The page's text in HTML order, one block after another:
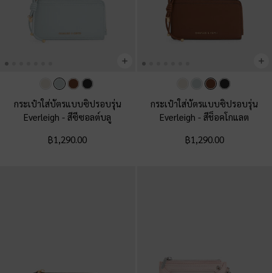
กระเป๋าใส่บัตรแบบซิปรอบรุ่น
Everleigh-สีซีซอลต์บลู
฿1,290.00
กระเป๋าใส่บัตรแบบซิปรอบรุ่น
Everleigh-สีช็อคโกแลต
฿1,290.00